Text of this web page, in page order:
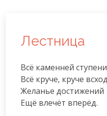
Лестница
Всё каменней
Всё круче, круче
Желанье достижений
Ещё влечёт вперёд.